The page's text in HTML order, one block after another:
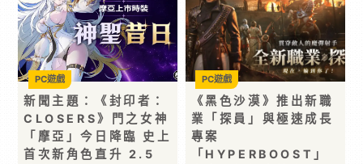
新聞主題：《封印者：
CLOSERS》門之女神
「摩亞」今日降臨 史上
首次新角色直升 2.5
PC遊戲
《黑色沙漠》推出新職
業「探員」與極速成長
專案
「HYPERBOOST」
PC遊戲